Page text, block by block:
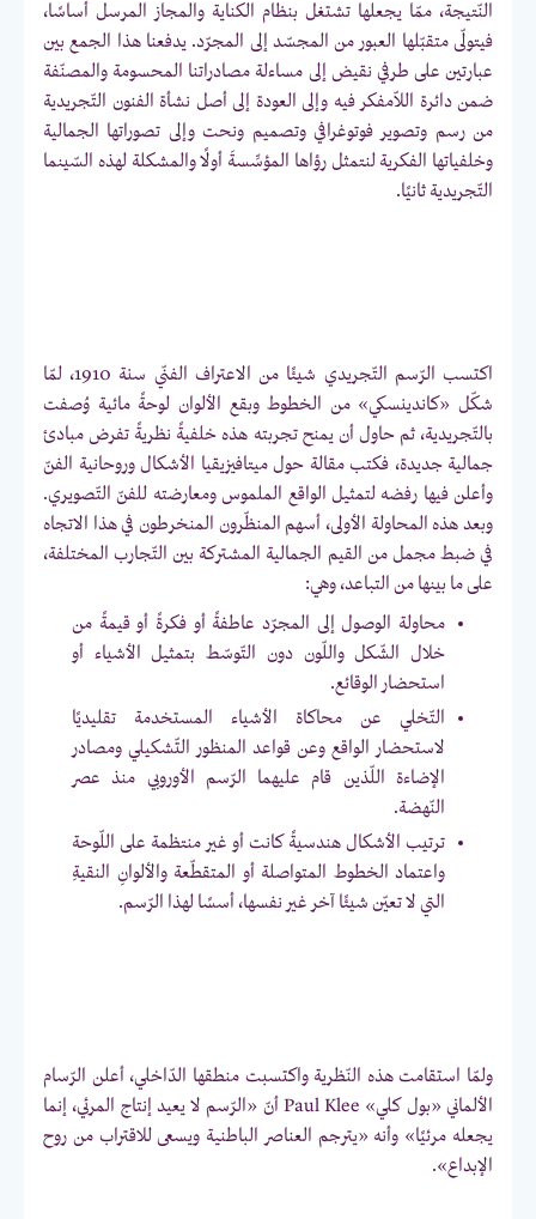
النّتيجة، ممّا يجعلها تشتغل بنظام الكناية والمجاز المرسل أساسًا،
فيتولّى متقبّلها العبور من المجسّد إلى المجرّد. يدفعنا هذا الجمع بين
عبارتين على طرفي نقيض إلى مساءلة مصادراتنا المحسومة والمصنّفة
ضمن دائرة اللاّمفكر فيه وإلى العودة إلى أصل نشأة الفنون التّجريدية
من رسم وتصوير فوتوغرافي وتصميم ونحت وإلى تصوراتها الجمالية
وخلفياتها الفكرية لنتمثل رؤاها المؤسِّسةَ أولًا والمشكلة لهذه السّينما
التّجريدية ثانيًا.
اكتسب الرّسم التّجريدي شيئًا من الاعتراف الفنّي سنة 1910، لمّا
شكّل «كاندينسكي» من الخطوط وبقع الألوان لوحةً مائية وُصفت
بالتّجريدية، ثم حاول أن يمنح تجربته هذه خلفيةً نظريةً تفرض مبادئ
جمالية جديدة، فكتب مقالة حول ميتافيزيقيا الأشكال وروحانية الفنّ
وأعلن فيها رفضه لتمثيل الواقع الملموس ومعارضته للفنّ التّصويري.
وبعد هذه المحاولة الأولى، أسهم المنظّرون المنخرطون في هذا الاتجاه
في ضبط مجمل من القيم الجمالية المشتركة بين التّجارب المختلفة،
على ما بينها من التباعد، وهي:
محاولة الوصول إلى المجرّد عاطفةً أو فكرةً أو قيمةً من
خلال الشّكل واللّون دون التّوسّط بتمثيل الأشياء أو
استحضار الوقائع.
التّخلي عن محاكاة الأشياء المستخدمة تقليديًا
لاستحضار الواقع وعن قواعد المنظور التّشكيلي ومصادر
الإضاءة اللّذين قام عليهما الرّسم الأوروبي منذ عصر
النّهضة.
ترتيب الأشكال هندسيةً كانت أو غير منتظمة على اللّوحة
واعتماد الخطوط المتواصلة أو المتقطّعة والألوانِ النقيةِ
التي لا تعيّن شيئًا آخر غير نفسها، أسسًا لهذا الرّسم.
ولمّا استقامت هذه النّظرية واكتسبت منطقها الدّاخلي، أعلن الرّسام
الألماني «بول كلي» Paul Klee أنّ «الرّسم لا يعيد إنتاج المرئي، إنما
يجعله مرئيًا» وأنه «يترجم العناصر الباطنية ويسعى للاقتراب من روح
الإبداع».